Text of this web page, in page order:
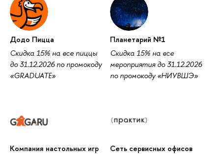
Додо Пицца
Скидка 15% на все пиццы
до 31.12.2026 по промокоду
«GRADUATE»
Планетарий №1
Скидка 15% на все
мероприятия до 31.12.2026
по промокоду «НИУВШЭ»
Компания настольных игр
Сеть сервисных офисов